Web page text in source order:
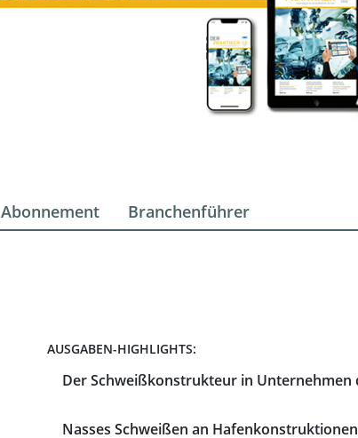
Abonnement Branchenführer
AUSGABEN-HIGHLIGHTS:
Der Schweißkonstrukteur in Unternehmen
Nasses Schweißen an